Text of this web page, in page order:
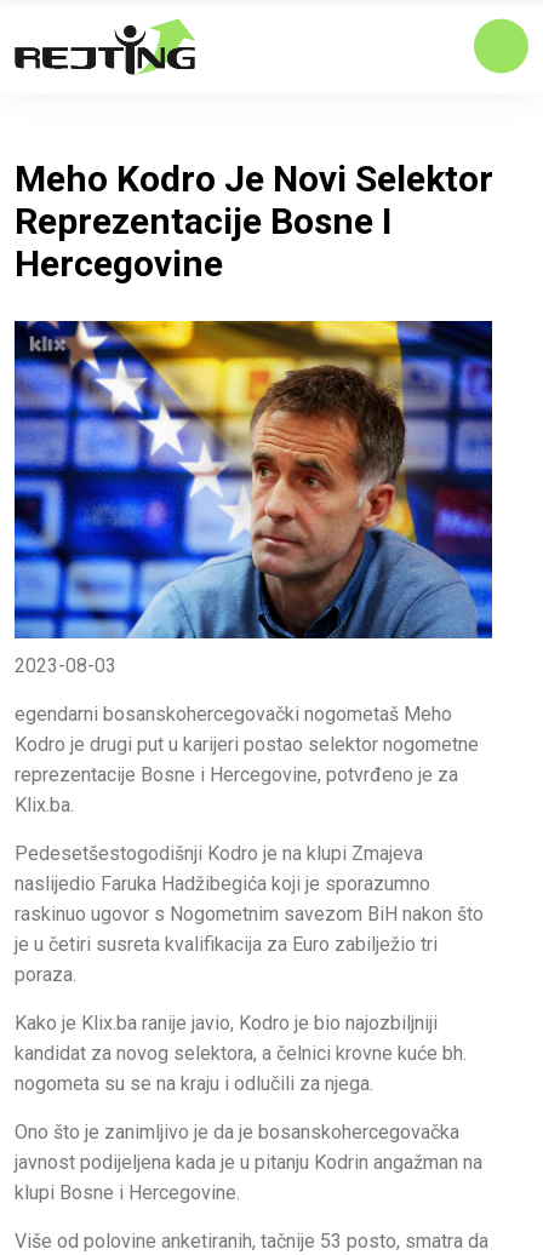
Meho Kodro Je Novi Selektor
Reprezentacije Bosne I
Hercegovine
2023-08-03
egendarni bosanskohercegovački nogometaš Meho
Kodro je drugi put u karijeri postao selektor nogometne
reprezentacije Bosne i Hercegovine, potvrđeno je za
Klix.ba.
Pedesetšestogodišnji Kodro je na klupi Zmajeva
naslijedio Faruka Hadžibegića koji je sporazumno
raskinuo ugovor s Nogometnim savezom BiH nakon što
je u četiri susreta kvalifikacija za Euro zabilježio tri
poraza.
Kako je Klix.ba ranije javio, Kodro je bio najozbiljniji
kandidat za novog selektora, a čelnici krovne kuće bh.
nogometa su se na kraju i odlučili za njega.
Ono što je zanimljivo je da je bosanskohercegovačka
javnost podijeljena kada je u pitanju Kodrin angažman na
klupi Bosne i Hercegovine.
Više od polovine anketiranih, tačnije 53 posto, smatra da